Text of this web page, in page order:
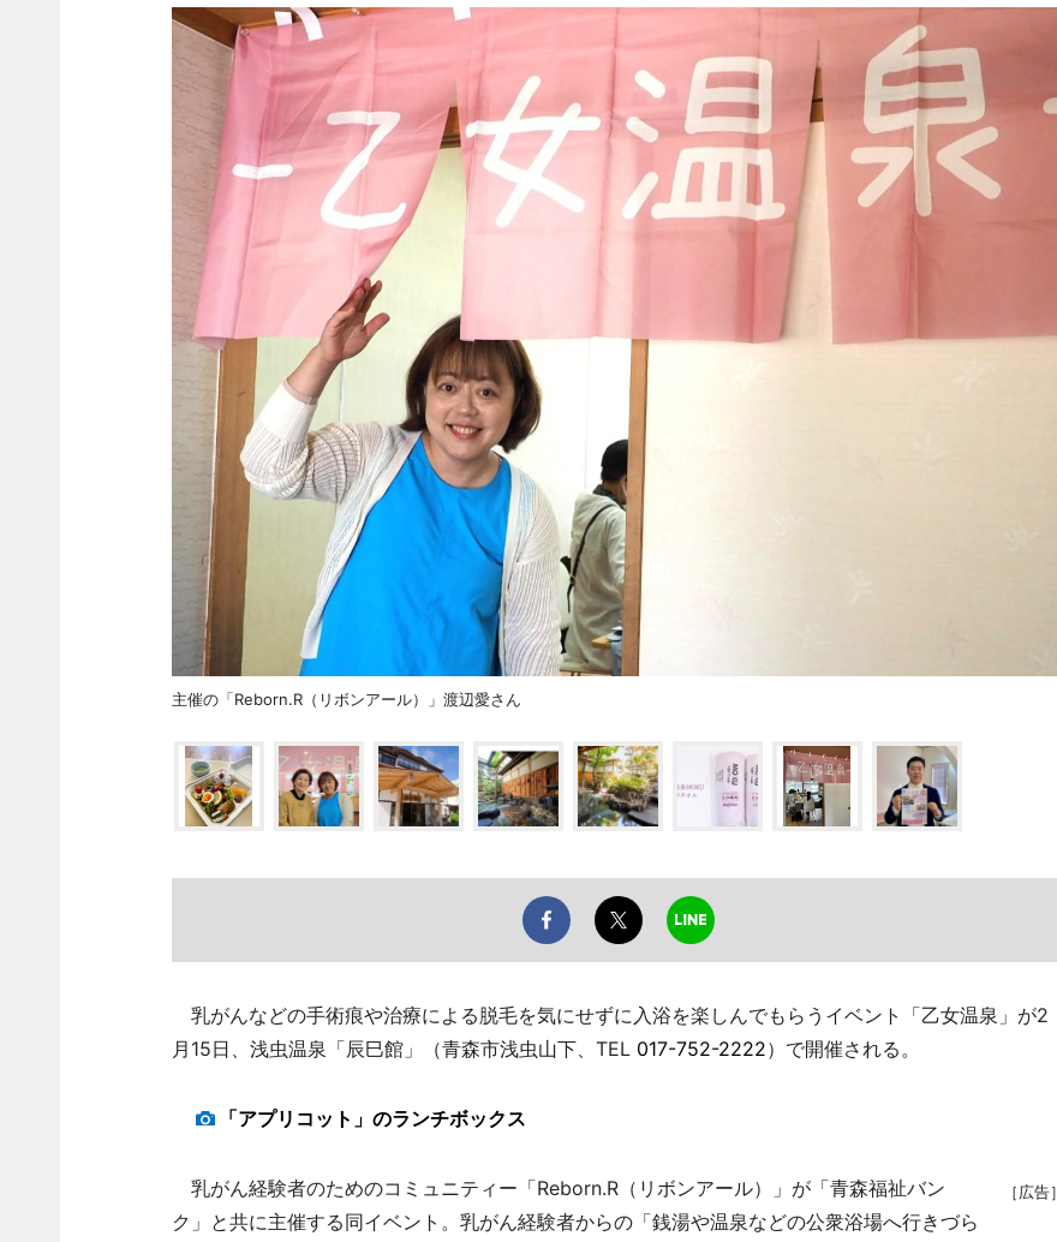
主催の「Reborn.R（リボンアール）」渡辺愛さん
乳がんなどの手術痕や治療による脱毛を気にせずに入浴を楽しんでもらうイベント「乙女温泉」が2
月15日、浅虫温泉「辰巳館」（青森市浅虫山下、TEL 017-752-2222）で開催される。
「アプリコット」のランチボックス
［広告］
乳がん経験者のためのコミュニティー「Reborn.R（リボンアール）」が「青森福祉バン
ク」と共に主催する同イベント。乳がん経験者からの「銭湯や温泉などの公衆浴場へ行きづら